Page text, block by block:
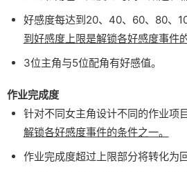
好感度每达到20、40、60、80、
到好感度上限是解锁各好感度事件
3位主角与5位配角有好感值。
作业完成度
针对不同女主角设计不同的作业项目
解锁各好感度事件的条件之一。
作业完成度超过上限部分将转化为